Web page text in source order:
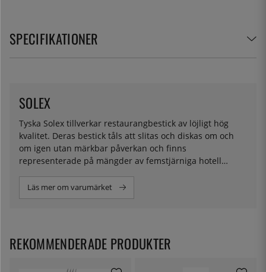
SPECIFIKATIONER
Tyska Solex tillverkar restaurangbestick av löjligt hög
kvalitet. Deras bestick tåls att slitas och diskas om och
om igen utan märkbar påverkan och finns
representerade på mängder av femstjärniga hotell
SOLEX
Läs mer om varumärket
REKOMMENDERADE PRODUKTER